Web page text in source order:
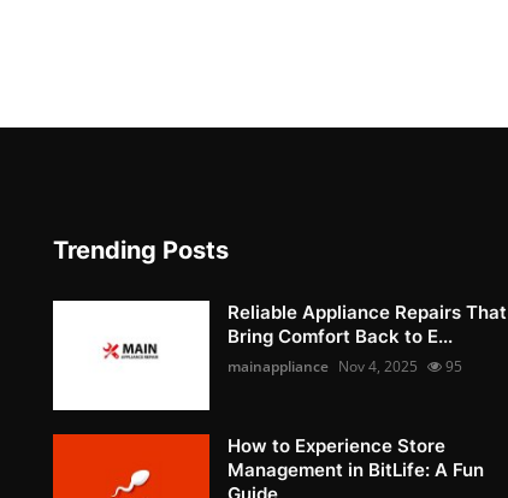
Trending Posts
Reliable Appliance Repairs That
Bring Comfort Back to E...
mainappliance Nov 4, 2025 95
How to Experience Store
Management in BitLife: A Fun